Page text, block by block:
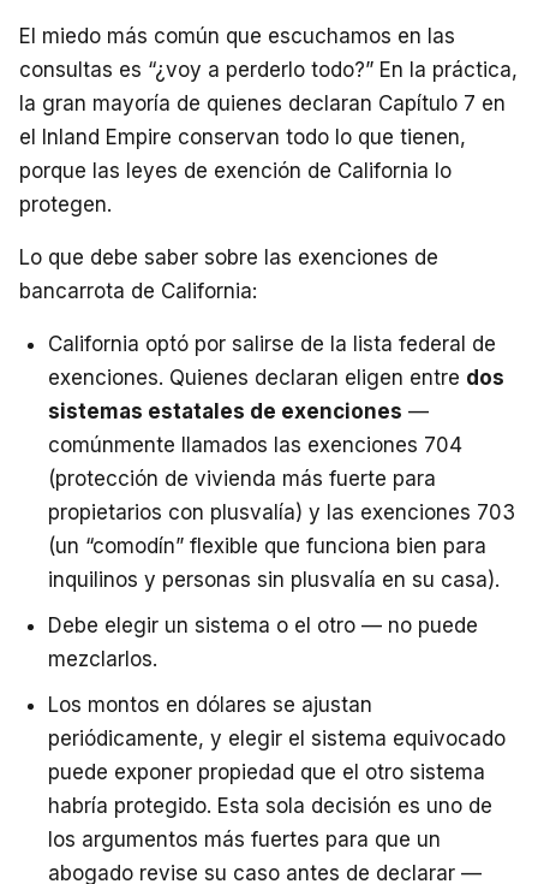
El miedo más común que escuchamos en las
consultas es “¿voy a perderlo todo?” En la práctica,
la gran mayoría de quienes declaran Capítulo 7 en
el Inland Empire conservan todo lo que tienen,
porque las leyes de exención de California lo
protegen.
Lo que debe saber sobre las exenciones de
bancarrota de California:
California optó por salirse de la lista federal de
exenciones. Quienes declaran eligen entre dos
sistemas estatales de exenciones —
comúnmente llamados las exenciones 704
(protección de vivienda más fuerte para
propietarios con plusvalía) y las exenciones 703
(un “comodín” flexible que funciona bien para
inquilinos y personas sin plusvalía en su casa).
Debe elegir un sistema o el otro — no puede
mezclarlos.
Los montos en dólares se ajustan
periódicamente, y elegir el sistema equivocado
puede exponer propiedad que el otro sistema
habría protegido. Esta sola decisión es uno de
los argumentos más fuertes para que un
abogado revise su caso antes de declarar —